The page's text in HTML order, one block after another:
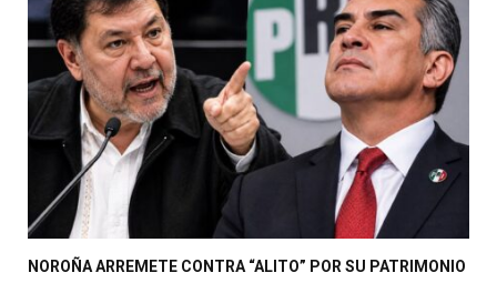
NOROÑA ARREMETE CONTRA “ALITO” POR SU PATRIMONIO